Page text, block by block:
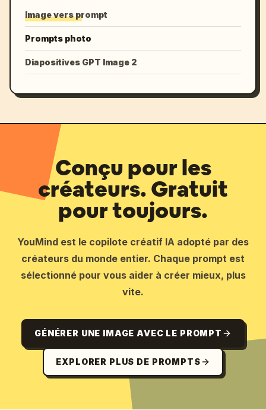
Image vers prompt
Prompts photo
Diapositives GPT Image 2
Conçu pour les
créateurs. Gratuit
pour toujours.
YouMind est le copilote créatif IA adopté par des
créateurs du monde entier. Chaque prompt est
sélectionné pour vous aider à créer mieux, plus
vite.
GÉNÉRER UNE IMAGE AVEC LE PROMPT
EXPLORER PLUS DE PROMPTS